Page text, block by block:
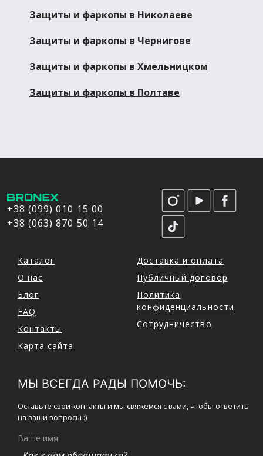
Защиты и фаркопы в Николаеве
Защиты и фаркопы в Чернигове
Защиты и фаркопы в Хмельницком
Защиты и фаркопы в Полтаве
+38 (099) 010 15 00
+38 (063) 870 50 14
Каталог
О нас
Блог
FAQ
Контакты
Карта сайта
Доставка и оплата
Публичный договор
Политика
конфиденциальности
Сотрудничество
МЫ ВСЕГДА РАДЫ ПОМОЧЬ:
Оставьте свои контакты и мы свяжемся с вами, чтобы ответить
на ваши вопросы :)
Ваше имя